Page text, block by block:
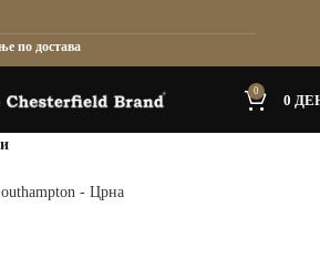
0
0
по достава